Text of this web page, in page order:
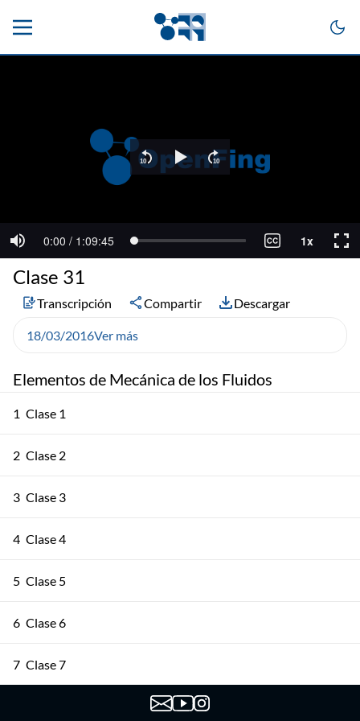
Elementos de Mecánica de los Fluidos
1 Clase 1
2 Clase 2
3 Clase 3
4 Clase 4
5 Clase 5
6 Clase 6
7 Clase 7
Clase 31
Transcripción Compartir Descargar
18/03/2016Ver más